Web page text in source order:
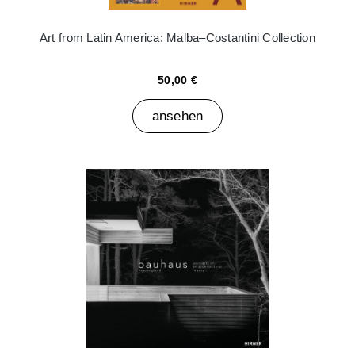
Art from Latin America: Malba–Costantini Collection
50,00 €
ansehen